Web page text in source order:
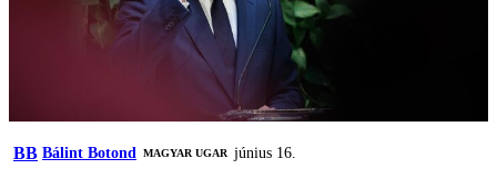
BB Bálint Botond MAGYAR UGAR június 16.